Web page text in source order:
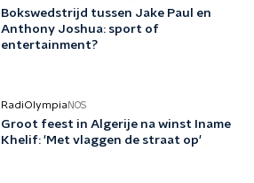
Bokswedstrijd tussen Jake Paul en
Anthony Joshua: sport of
entertainment?
RadiOlympia NOS
Groot feest in Algerije na winst Iname
Khelif: 'Met vlaggen de straat op'